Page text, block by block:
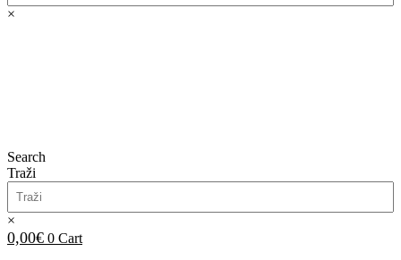
×
Search
Traži
×
0,00€ 0 Cart